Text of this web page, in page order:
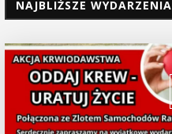
NAJBLIŻSZE WYDARZENIA